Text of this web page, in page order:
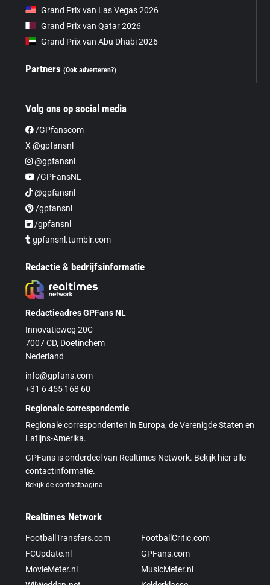
Grand Prix van Las Vegas 2026
Grand Prix van Qatar 2026
Grand Prix van Abu Dhabi 2026
Partners(Ook adverteren?)
Volg ons op social media
/GPfanscom
X @gpfansnl
@gpfansnl
/GPFansNL
@gpfansnl
/gpfansnl
/gpfansnl
gpfansnl.tumblr.com
Redactie & bedrijfsinformatie
Redactieadres GPFans NL
Innovatieweg 20C
7007 CD, Doetinchem
Nederland
info@gpfans.com
+31 6 455 168 60
Regionale correspondentie
Regionale correspondenten in Europa, de Verenigde Staten en
Latijns-Amerika.
GPFans is onderdeel van Realtimes Network. Bekijk hier alle
contactinformatie.
Bekijk de contactpagina
Realtimes Network
FootballTransfers.com
FootballCritic.com
FCUpdate.nl
GPFans.com
MovieMeter.nl
MusicMeter.nl